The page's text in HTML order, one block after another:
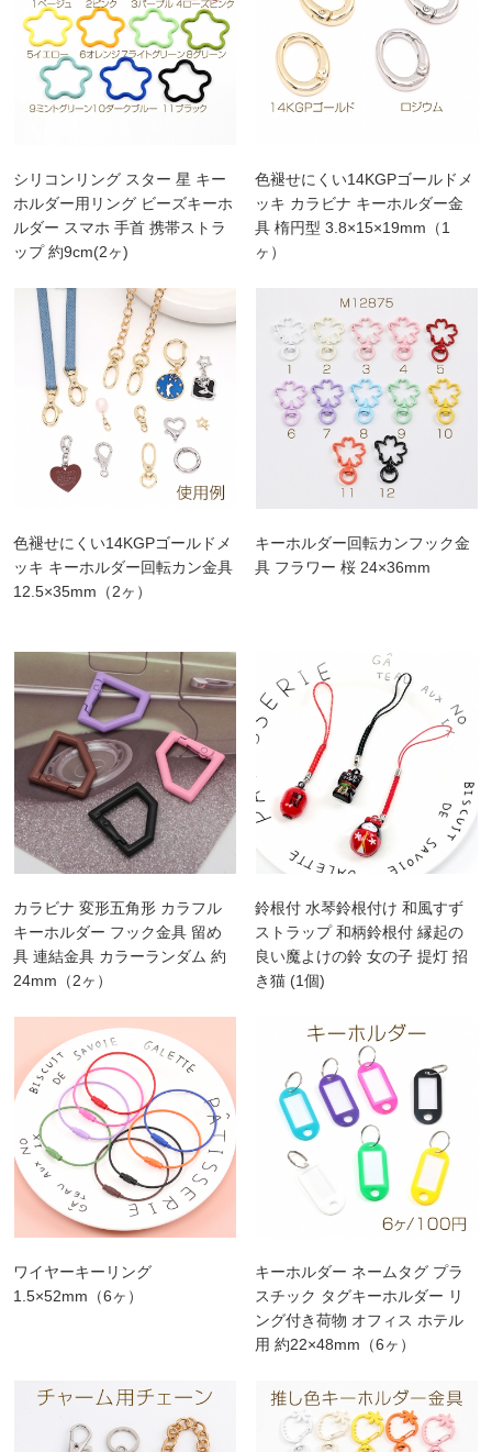
シリコンリング スター 星 キー
ホルダー用リング ビーズキーホ
ルダー スマホ 手首 携帯ストラ
ップ 約9cm(2ヶ)
色褪せにくい14KGPゴールドメ
ッキ カラビナ キーホルダー金
具 楕円型 3.8×15×19mm（1
ヶ）
色褪せにくい14KGPゴールドメ
ッキ キーホルダー回転カン金具
12.5×35mm（2ヶ）
キーホルダー回転カンフック金
具 フラワー 桜 24×36mm
カラビナ 変形五角形 カラフル
キーホルダー フック金具 留め
具 連結金具 カラーランダム 約
24mm（2ヶ）
鈴根付 水琴鈴根付け 和風すず
ストラップ 和柄鈴根付 縁起の
良い魔よけの鈴 女の子 提灯 招
き猫 (1個)
ワイヤーキーリング
1.5×52mm（6ヶ）
キーホルダー ネームタグ プラ
スチック タグキーホルダー リ
ング付き荷物 オフィス ホテル
用 約22×48mm（6ヶ）